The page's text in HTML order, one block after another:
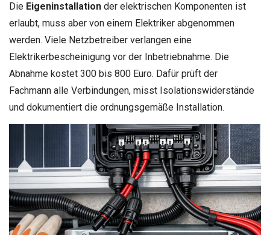
Die Eigeninstallation der elektrischen Komponenten ist
erlaubt, muss aber von einem Elektriker abgenommen
werden. Viele Netzbetreiber verlangen eine
Elektrikerbescheinigung vor der Inbetriebnahme. Die
Abnahme kostet 300 bis 800 Euro. Dafür prüft der
Fachmann alle Verbindungen, misst Isolationswiderstände
und dokumentiert die ordnungsgemäße Installation.